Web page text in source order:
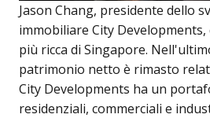
Jason Chang, presidente dello
immobiliare City
più ricca di Singapore.
patrimonio netto è rimasto
City Developments ha un
residenziali, commerciali e